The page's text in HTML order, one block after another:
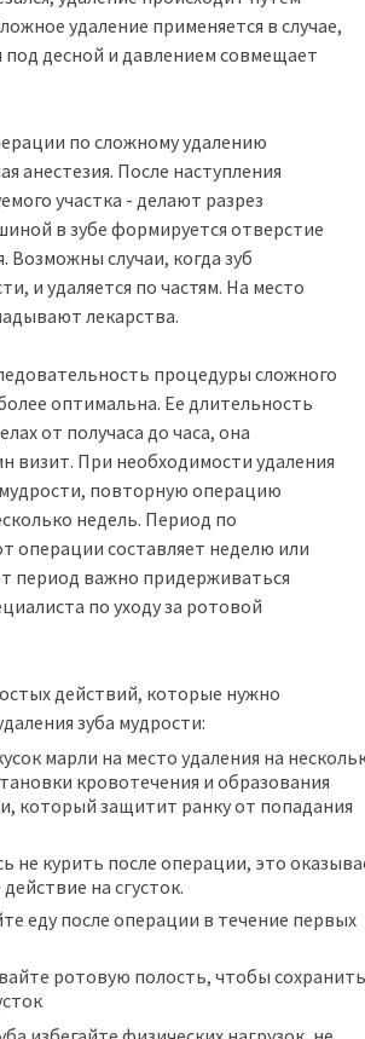
удаление применяется в случае,
под десной и давлением совмещает
по сложному удалению
анестезия. После наступления
участка - делают разрез
в зубе формируется отверстие
Возможны случаи, когда зуб
и удаляется по частям. На место
лекарства.
процедуры сложного
оптимальна. Ее длительность
от получаса до часа, она
визит. При необходимости удаления
повторную операцию
недель. Период по
операции составляет неделю или
период важно придерживаться
по уходу за ротовой
действий, которые нужно
зуба мудрости:
марли на место удаления на
кровотечения и образования
который защитит ранку от попадания
не курить после операции, это
на сгусток.
еду после операции в течение первых
ротовую полость, чтобы сохранить